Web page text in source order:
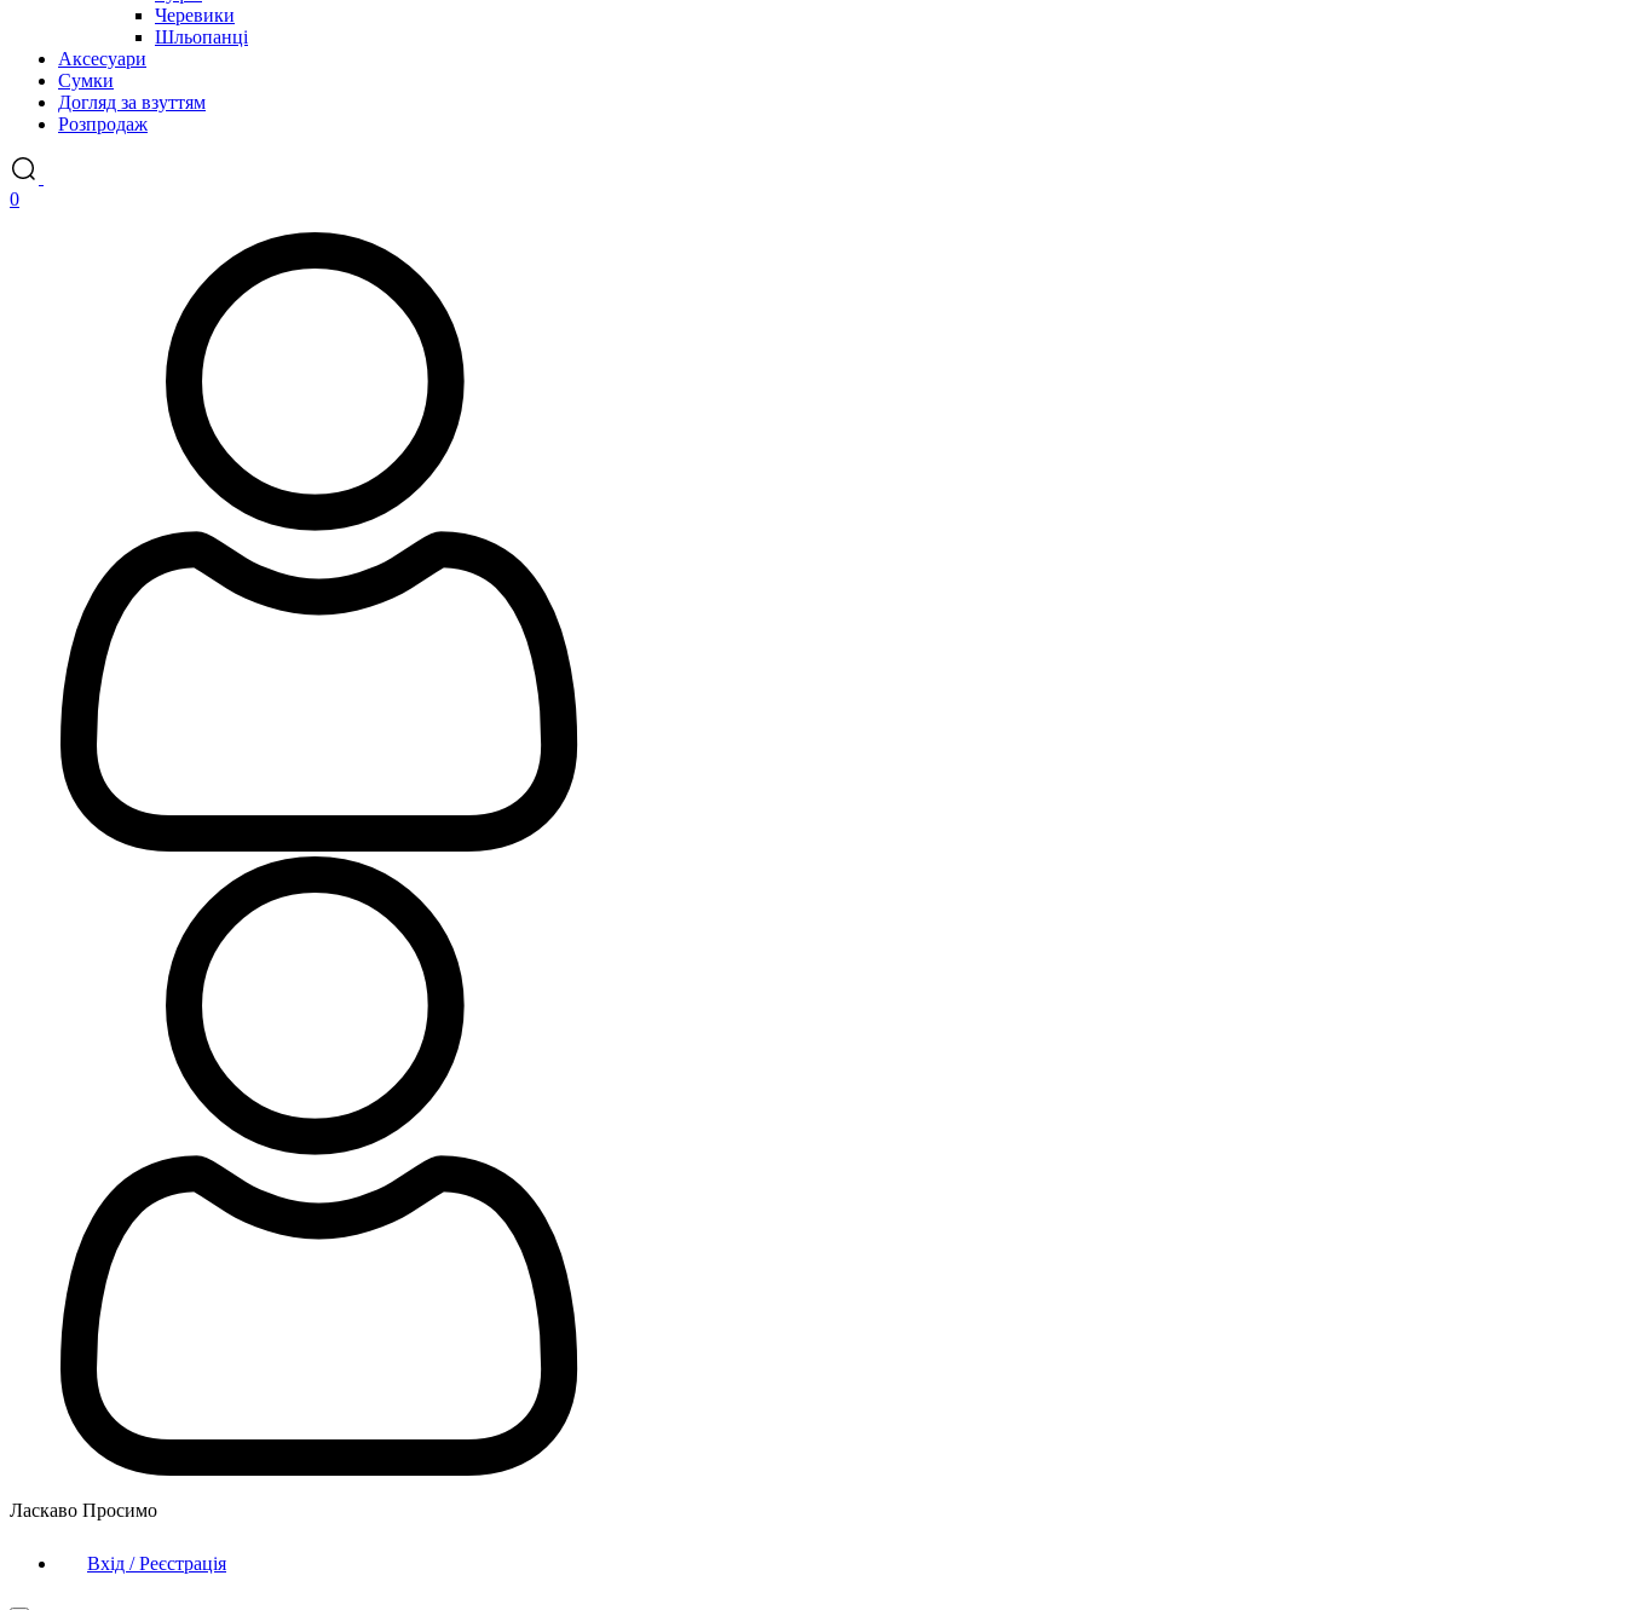
Черевики
Шльопанці
Аксесуари
Сумки
Догляд за взуттям
Розпродаж
0
Ласкаво Просимо
Вхід / Реєстрація